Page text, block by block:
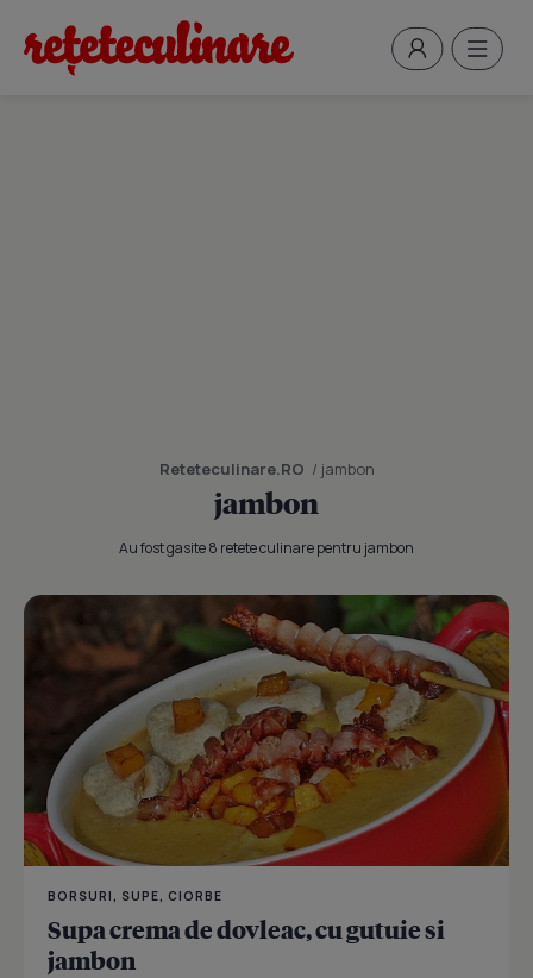
Reteteculinare.RO / jambon
jambon
Au fost gasite 8 retete culinare pentru jambon
BORSURI, SUPE, CIORBE
Supa crema de dovleac, cu gutuie si
jambon